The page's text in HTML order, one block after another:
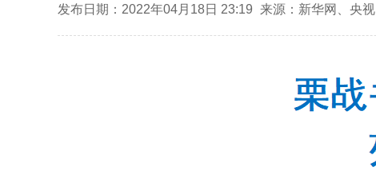
发布日期：2022年04月18日 23:19 来源：新华网、央视